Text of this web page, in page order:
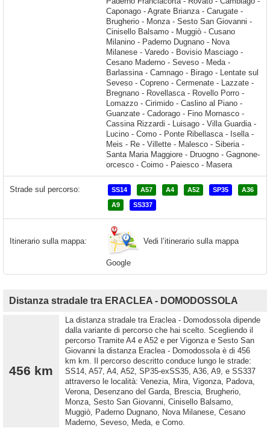
Strade sul percorso: SS14 A57 A4 A52 SP35 A36
A9 SS337
Itinerario sulla mappa: Vedi l’itinerario sulla mappa
Google
Distanza stradale tra ERACLEA - DOMODOSSOLA
456 km
La distanza stradale tra Eraclea - Domodossola dipende
dalla variante di percorso che hai scelto. Scegliendo il
percorso Tramite A4 e A52 e per Vigonza e Sesto San
Giovanni la distanza Eraclea - Domodossola è di 456
km km. Il percorso descritto conduce lungo le strade:
SS14, A57, A4, A52, SP35-exSS35, A36, A9, e SS337
attraverso le località: Venezia, Mira, Vigonza, Padova,
Verona, Desenzano del Garda, Brescia, Brugherio,
Monza, Sesto San Giovanni, Cinisello Balsamo,
Muggiò, Paderno Dugnano, Nova Milanese, Cesano
Maderno, Seveso, Meda, e Como.